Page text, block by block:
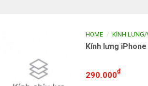
HOME / KÍNH LƯNG/
Kính lưng iPhone
290.000₫